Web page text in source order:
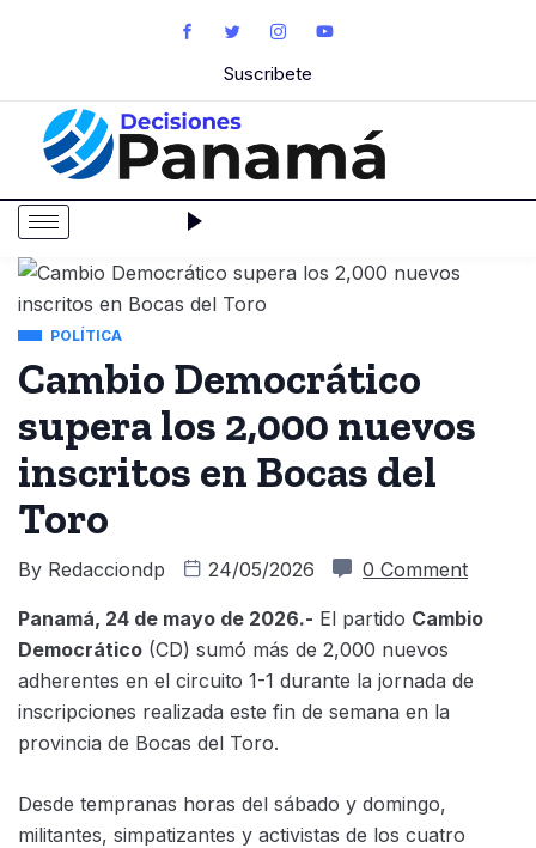
Suscribete
POLÍTICA
Cambio Democrático
supera los 2,000 nuevos
inscritos en Bocas del
Toro
By Redacciondp 24/05/2026 0 Comment
Panamá, 24 de mayo de 2026.- El partido Cambio
Democrático (CD) sumó más de 2,000 nuevos
adherentes en el circuito 1-1 durante la jornada de
inscripciones realizada este fin de semana en la
provincia de Bocas del Toro.
Desde tempranas horas del sábado y domingo,
militantes, simpatizantes y activistas de los cuatro